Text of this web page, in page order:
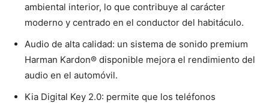
ambiental interior, lo que contribuye al carácter
moderno y centrado en el conductor del habitáculo.
Audio de alta calidad: un sistema de sonido premium
Harman Kardon® disponible mejora el rendimiento del
audio en el automóvil.
Kia Digital Key 2.0: permite que los teléfonos